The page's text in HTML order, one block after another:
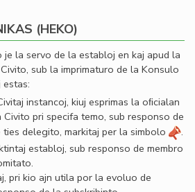
(HEKO)
la servo de la establoj en kaj apud la
sub la imprimaturo de la Konsulo
instancoj, kiuj esprimas la oﬁcialan
pri specifa temo, sub responso de
delegito, markitaj per la simbolo
.
establoj, sub responso de membro
pri kio ajn utila por la evoluo de